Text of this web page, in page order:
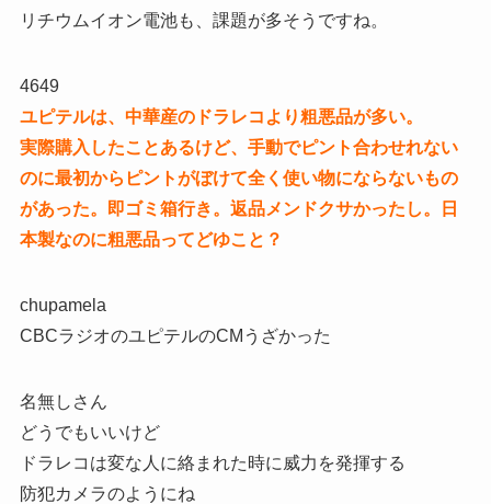
リチウムイオン電池も、課題が多そうですね。
4649
ユピテルは、中華産のドラレコより粗悪品が多い。
実際購入したことあるけど、手動でピント合わせれない
のに最初からピントがぼけて全く使い物にならないもの
があった。即ゴミ箱行き。返品メンドクサかったし。日
本製なのに粗悪品ってどゆこと？
chupamela
CBCラジオのユピテルのCMうざかった
名無しさん
どうでもいいけど
ドラレコは変な人に絡まれた時に威力を発揮する
防犯カメラのようにね